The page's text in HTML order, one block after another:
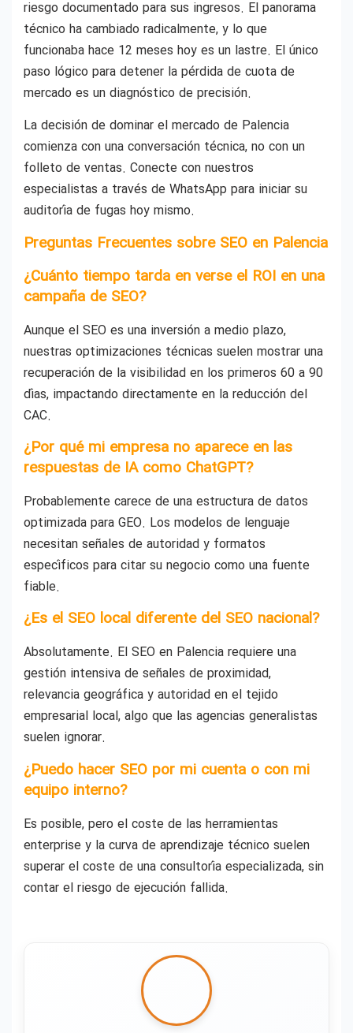
riesgo documentado para sus ingresos. El panorama
técnico ha cambiado radicalmente, y lo que
funcionaba hace 12 meses hoy es un lastre. El único
paso lógico para detener la pérdida de cuota de
mercado es un diagnóstico de precisión.
La decisión de dominar el mercado de Palencia
comienza con una conversación técnica, no con un
folleto de ventas. Conecte con nuestros
especialistas a través de WhatsApp para iniciar su
auditoría de fugas hoy mismo.
Preguntas Frecuentes sobre SEO en Palencia
¿Cuánto tiempo tarda en verse el ROI en una
campaña de SEO?
Aunque el SEO es una inversión a medio plazo,
nuestras optimizaciones técnicas suelen mostrar una
recuperación de la visibilidad en los primeros 60 a 90
días, impactando directamente en la reducción del
CAC.
¿Por qué mi empresa no aparece en las
respuestas de IA como ChatGPT?
Probablemente carece de una estructura de datos
optimizada para GEO. Los modelos de lenguaje
necesitan señales de autoridad y formatos
específicos para citar su negocio como una fuente
fiable.
¿Es el SEO local diferente del SEO nacional?
Absolutamente. El SEO en Palencia requiere una
gestión intensiva de señales de proximidad,
relevancia geográfica y autoridad en el tejido
empresarial local, algo que las agencias generalistas
suelen ignorar.
¿Puedo hacer SEO por mi cuenta o con mi
equipo interno?
Es posible, pero el coste de las herramientas
enterprise y la curva de aprendizaje técnico suelen
superar el coste de una consultoría especializada, sin
contar el riesgo de ejecución fallida.